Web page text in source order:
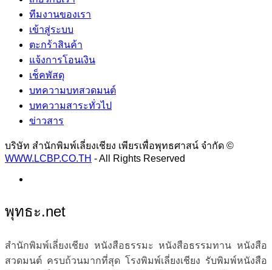
ทีมงานของเรา
เข้าสู่ระบบ
ตะกร้าสินค้า
แจ้งการโอนเงิน
เช็คพัสดุ
บทความบทสวดมนต์
บทความสาระทั่วไป
ข่าวสาร
บริษัท สำนักพิมพ์เลี่ยงเชียง เพียรเพื่อพุทธศาสน์ จำกัด ©
WWW.LCBP.CO.TH - All Rights Reserved
พุทธะ.net
สำนักพิมพ์เลี่ยงเชียง หนังสือธรรมะ หนังสือธรรมทาน หนังสือ
สวดมนต์ ครบถ้วนมากที่สุด โรงพิมพ์เลี่ยงเชียง รับพิมพ์หนังสือ